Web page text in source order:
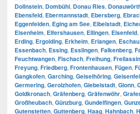
Dollnstein, Dombühl, Donau Ries,
Ebensfeld, Ebermannstadt, Ebersberg,
Eggenfelden, Eging am See, Eibelstadt,
Eisenheim, Elfershausen, Ellingen, Elsenfeld,
Erding, Ergolding, Erkheim, Erlangen, Eschau
Essenbach, Essing, Esslingen, Falkenberg,
Feuchtwangen, Fischach, Freihung,
Freyung, Friedberg, Frontenhausen, Fügen,
Gangkofen, Garching, Geiselhöring,
Germering, Gerolzhofen, Giebelstadt, Glonn,
Goldkronach, Gräfenberg, Gräfenwöhr,
Großheubach, Günzburg, Gundelfingen,
Gutenstetten, Guttenberg, Haag, Hahnbach,